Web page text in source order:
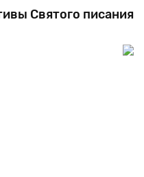
Святого писания